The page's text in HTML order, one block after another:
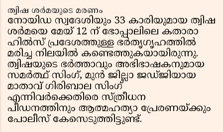
ത്വിഷ ശർമയുടെ മരണം
നോയിഡ സ്വദേശിയും 33 കാരിയുമായ ത്വിഷ
ശർമയെ മേയ് 12 ന് ഭോപ്പാലിലെ കതാരാ
ഹിൽസ് പ്രദേശത്തുള്ള ഭർതൃഗൃഹത്തിൽ
മരിച്ച നിലയിൽ കണ്ടെത്തുകയായിരുന്നു.
ത്വിഷയുടെ ഭർത്താവും അഭിഭാഷകനുമായ
സമർത്ഥ് സിംഗ്, മുൻ ജില്ലാ ജഡ്ജിയായ
മാതാവ് ഗിരിബാല സിംഗ്
എന്നിവർക്കെതിരെ സ്ത്രീധന
പീഡനത്തിനും ആത്മഹത്യാ പ്രേരണയ്ക്കും
പോലീസ് കേസെടുത്തിട്ടുണ്ട്.